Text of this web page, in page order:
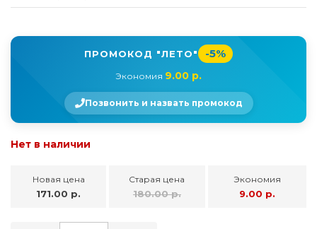
ПРОМОКОД "ЛЕТО" -5%
Экономия 9.00 р.
Позвонить и назвать промокод
Нет в наличии
Новая цена
171.00 р.
Старая цена
180.00 р.
Экономия
9.00 р.